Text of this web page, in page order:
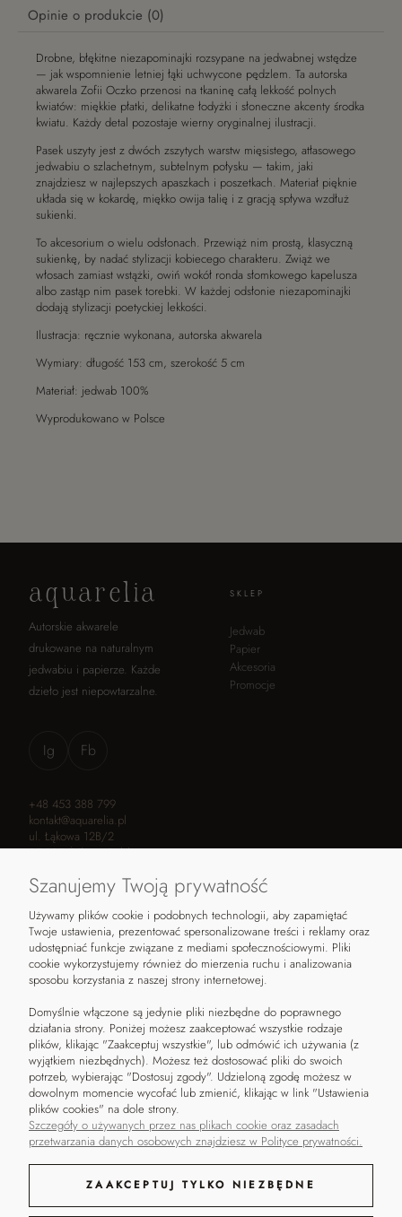
Opinie o produkcie (0)
Drobne, błękitne niezapominajki rozsypane na jedwabnej wstędze
— jak wspomnienie letniej łąki uchwycone pędzlem. Ta autorska
akwarela Zofii Oczko przenosi na tkaninę całą lekkość polnych
kwiatów: miękkie płatki, delikatne łodyżki i słoneczne akcenty środka
kwiatu. Każdy detal pozostaje wierny oryginalnej ilustracji.
Pasek uszyty jest z dwóch zszytych warstw mięsistego, atłasowego
jedwabiu o szlachetnym, subtelnym połysku — takim, jaki
znajdziesz w najlepszych apaszkach i poszetkach. Materiał pięknie
układa się w kokardę, miękko owija talię i z gracją spływa wzdłuż
sukienki.
To akcesorium o wielu odsłonach. Przewiąż nim prostą, klasyczną
sukienkę, by nadać stylizacji kobiecego charakteru. Zwiąż we
włosach zamiast wstążki, owiń wokół ronda słomkowego kapelusza
albo zastąp nim pasek torebki. W każdej odsłonie niezapominajki
dodają stylizacji poetyckiej lekkości.
Ilustracja: ręcznie wykonana, autorska akwarela
Wymiary: długość 153 cm, szerokość 5 cm
Materiał: jedwab 100%
Wyprodukowano w Polsce
aquarelia
Autorskie akwarele
drukowane na naturalnym
jedwabiu i papierze. Każde
dzieło jest niepowtarzalne.
Ig Fb
+48 453 388 799
kontakt@aquarelia.pl
ul. Łąkowa 12B/2
05-807 Żółwin, Polska
SKLEP
Jedwab
Papier
Akcesoria
Promocje
POMOC
Czas i koszty dostawy
Zwroty i reklamacje
Polityka prywatności
Metody płatności
KONTAKT
Kontakt
Napisz
Moje konto
Szanujemy Twoją prywatność
Używamy plików cookie i podobnych technologii, aby zapamiętać
Twoje ustawienia, prezentować spersonalizowane treści i reklamy oraz
udostępniać funkcje związane z mediami społecznościowymi. Pliki
cookie wykorzystujemy również do mierzenia ruchu i analizowania
sposobu korzystania z naszej strony internetowej.
Domyślnie włączone są jedynie pliki niezbędne do poprawnego
działania strony. Poniżej możesz zaakceptować wszystkie rodzaje
plików, klikając "Zaakceptuj wszystkie", lub odmówić ich używania (z
wyjątkiem niezbędnych). Możesz też dostosować pliki do swoich
potrzeb, wybierając "Dostosuj zgody". Udzieloną zgodę możesz w
dowolnym momencie wycofać lub zmienić, klikając w link "Ustawienia
plików cookies" na dole strony.
Szczegóły o używanych przez nas plikach cookie oraz zasadach
przetwarzania danych osobowych znajdziesz w Polityce prywatności.
ZAAKCEPTUJ TYLKO NIEZBĘDNE